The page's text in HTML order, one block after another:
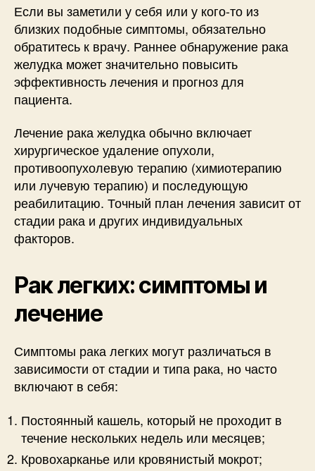
Если вы заметили у себя или у кого-то из
близких подобные симптомы, обязательно
обратитесь к врачу. Раннее обнаружение рака
желудка может значительно повысить
эффективность лечения и прогноз для
пациента.
Лечение рака желудка обычно включает
хирургическое удаление опухоли,
противоопухолевую терапию (химиотерапию
или лучевую терапию) и последующую
реабилитацию. Точный план лечения зависит от
стадии рака и других индивидуальных
факторов.
Рак легких: симптомы и
лечение
Симптомы рака легких могут различаться в
зависимости от стадии и типа рака, но часто
включают в себя:
Постоянный кашель, который не проходит в
течение нескольких недель или месяцев;
Кровохарканье или кровянистый мокрот;